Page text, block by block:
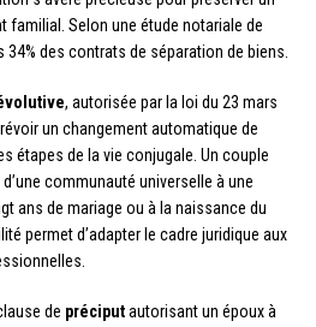
familial. Selon une étude notariale de
34% des contrats de séparation de biens.
, autorisée par la loi du 23 mars
un changement automatique de
étapes de la vie conjugale. Un couple
communauté universelle à une
ans de mariage ou à la naissance du
permet d’adapter le cadre juridique aux
de préciputautorisant un époux à